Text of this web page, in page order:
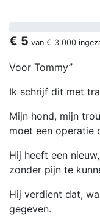
€ 5 van € 3.000
Voor Tommy”
Ik schrijf dit met
Mijn hond, mijn
moet een operatie
Hij heeft een
zonder pijn te
Hij verdient dat,
gegeven.